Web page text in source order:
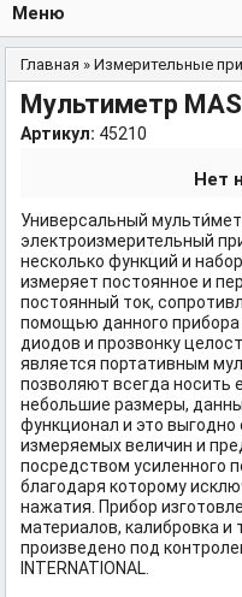
Меню
Вы здесь
Главная » Измерительные
Мультиметр
Артикул: 45210
Нет
Универсальный
электроизмерительный
несколько функций и
измеряет постоянное и
постоянный ток,
помощью данного
диодов и прозвонку
является портативным
позволяют всегда носить
небольшие размеры,
функционал и это выгодно
измеряемых величин и
посредством усиленного
благодаря которому
нажатия. Прибор
материалов, калибровка и
произведено под
INTERNATIONAL.